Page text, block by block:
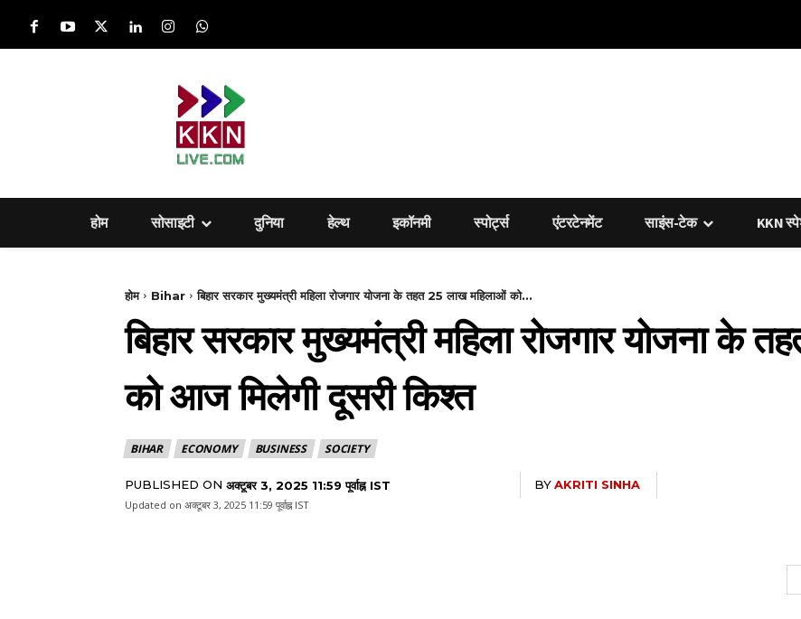
होम सोसाइटी दुनिया हेल्‍थ इकॉनमी स्पोर्ट्स एंटरटेनमेंट साइंस-टेक KKN
होम Bihar बिहार सरकार मुख्यमंत्री महिला रोजगार योजना के तहत 25 लाख महिलाओं को...
बिहार सरकार मुख्यमंत्री महिला रोजगार योजना के
को आज मिलेगी दूसरी किश्त
BIHAR ECONOMY BUSINESS SOCIETY
PUBLISHED ON अक्टूबर 3, 2025 11:59 पूर्वाह्न IST BYAKRITI SINHA
Updated on अक्टूबर 3, 2025 11:59 पूर्वाह्न IST